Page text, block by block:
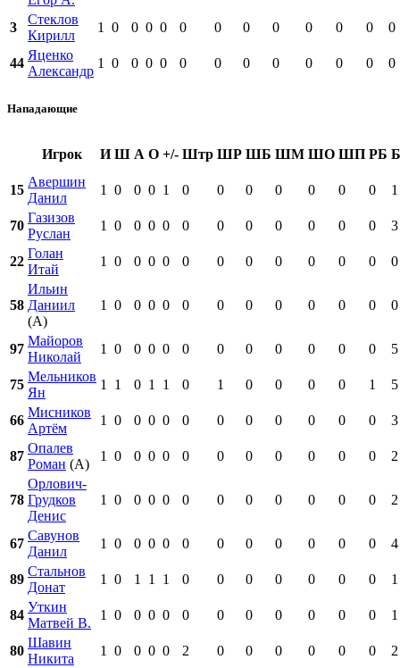
3
Стеклов
Кирилл
1 0 0 0 0 0 0 0 0 0 0 0 0
44
Яценко
Александр
1 0 0 0 0 0 0 0 0 0 0 0 0
Нападающие
Игрок И Ш А О +/- Штр ШР ШБ ШМ ШО ШП РБ
15
Авершин
Данил
1 0 0 0 1 0 0 0 0 0 0 0 1
70
Газизов
Руслан
1 0 0 0 0 0 0 0 0 0 0 0 3
22
Голан
Итай
1 0 0 0 0 0 0 0 0 0 0 0 0
58
Ильин
Даниил
(А)
1 0 0 0 0 0 0 0 0 0 0 0 0
97
Майоров
Николай
1 0 0 0 0 0 0 0 0 0 0 0 5
75
Мельников
Ян
1 1 0 1 1 0 1 0 0 0 0 1 5
66
Мисников
Артём
1 0 0 0 0 0 0 0 0 0 0 0 3
87
Опалев
Роман (А)
1 0 0 0 0 0 0 0 0 0 0 0 2
78
Орлович-
Грудков
Денис
1 0 0 0 0 0 0 0 0 0 0 0 2
67
Савунов
Данил
1 0 0 0 0 0 0 0 0 0 0 0 4
89
Стальнов
Донат
1 0 1 1 1 0 0 0 0 0 0 0 1
84
Уткин
Матвей В.
1 0 0 0 0 0 0 0 0 0 0 0 1
80
Шавин
Никита
1 0 0 0 0 2 0 0 0 0 0 0
2